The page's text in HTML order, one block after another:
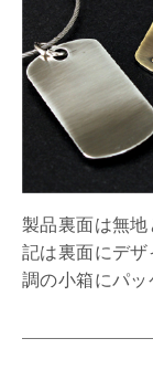
製品裏面は無
記は裏面にデ
調の小箱にパッ